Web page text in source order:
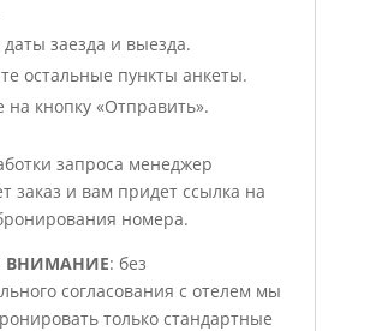
заезда и выезда.
остальные пункты анкеты.
на кнопку «Отправить».
запроса менеджер
заказ и вам придет ссылка на
номера.
ВНИМАНИЕ: без
согласования с отелем мы
только стандартные